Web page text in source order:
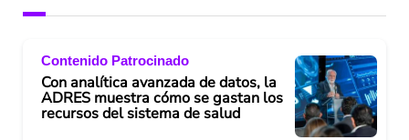
Contenido Patrocinado
Con analítica avanzada de datos, la
ADRES muestra cómo se gastan los
recursos del sistema de salud